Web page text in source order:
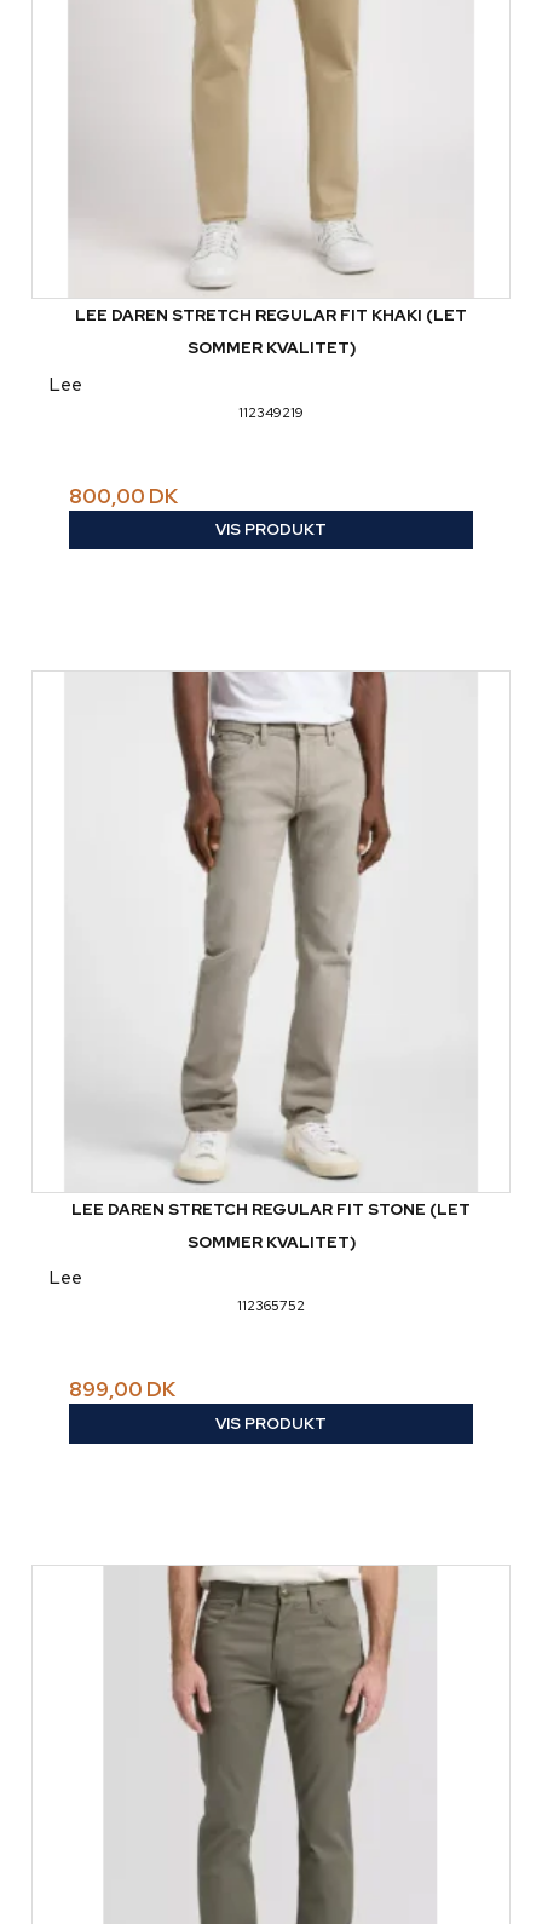
LEE DAREN STRETCH REGULAR FIT KHAKI (LET
SOMMER KVALITET)
Lee
112349219
800,00 DK
VIS PRODUKT
LEE DAREN STRETCH REGULAR FIT STONE (LET
SOMMER KVALITET)
Lee
112365752
899,00 DK
VIS PRODUKT